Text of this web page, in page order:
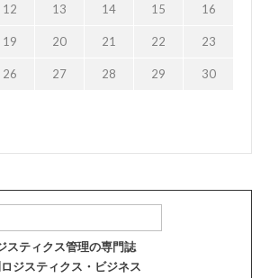
12 13 14 15 16
19 20 21 22 23
26 27 28 29 30
スティクス管理の専門誌
ジスティクス・ビジネス